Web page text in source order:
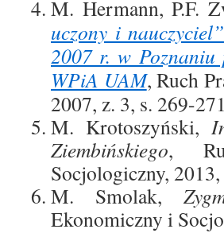
M. Hermann, P.F.
uczony i
2007 r. w
WPiA UAM, Ruch
2007, z. 3, s. 269-
M. Krotoszyński,
Ziembińskiego,
Socjologiczny,
M. Smolak,
Ekonomiczny i